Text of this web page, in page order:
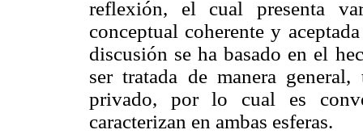
reflexión, el cual presenta
conceptual coherente y
discusión se ha basado en el
ser tratada de manera
privado, por lo cual es
caracterizan en ambas esferas.